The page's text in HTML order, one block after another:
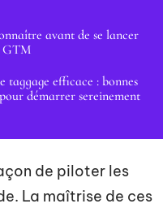
avant de se lancer
GTM
taggage efficace : bonnes
démarrer sereinement
de piloter les
La maîtrise de ces